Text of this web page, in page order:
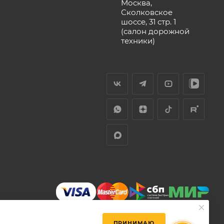
Москва,
Сколковское
шоссе, 31 стр. 1
(салон дорожной
техники)